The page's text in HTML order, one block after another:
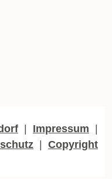
Impressum
Copyright